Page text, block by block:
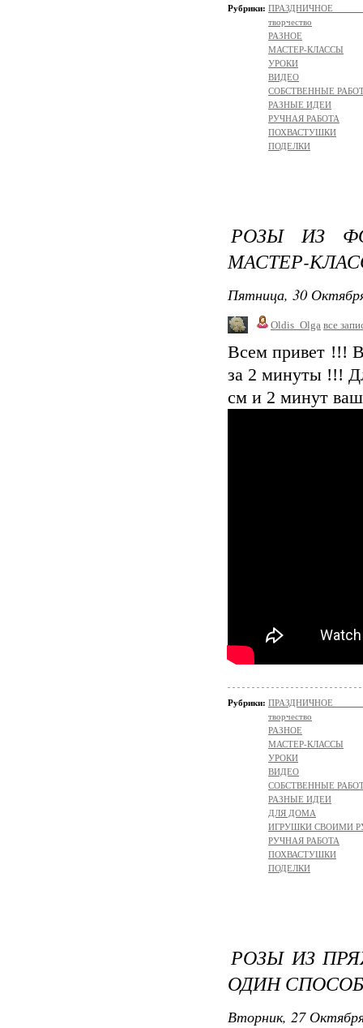
Рубрики: ПРАЗДНИЧНОЕ
творчество
РАЗНОЕ
МАСТЕР-КЛАССЫ
УРОКИ
ВИДЕО
СОБСТВЕННЫЕ
РАЗНЫЕ ИДЕИ
РУЧНАЯ РАБОТА
ПОХВАСТУШКИ
ПОДЕЛКИ
РОЗЫ ИЗ
МАСТЕР-
Пятница, 30
Oldis_Olga все
Всем привет !!!
за 2 минуты !!!
см и 2 минут
Рубрики: ПРАЗДНИЧНОЕ
творчество
РАЗНОЕ
МАСТЕР-КЛАССЫ
УРОКИ
ВИДЕО
СОБСТВЕННЫЕ
РАЗНЫЕ ИДЕИ
ДЛЯ ДОМА
ИГРУШКИ СВОИМИ
РУЧНАЯ РАБОТА
ПОХВАСТУШКИ
ПОДЕЛКИ
РОЗЫ ИЗ
ОДИН
Вторник, 27